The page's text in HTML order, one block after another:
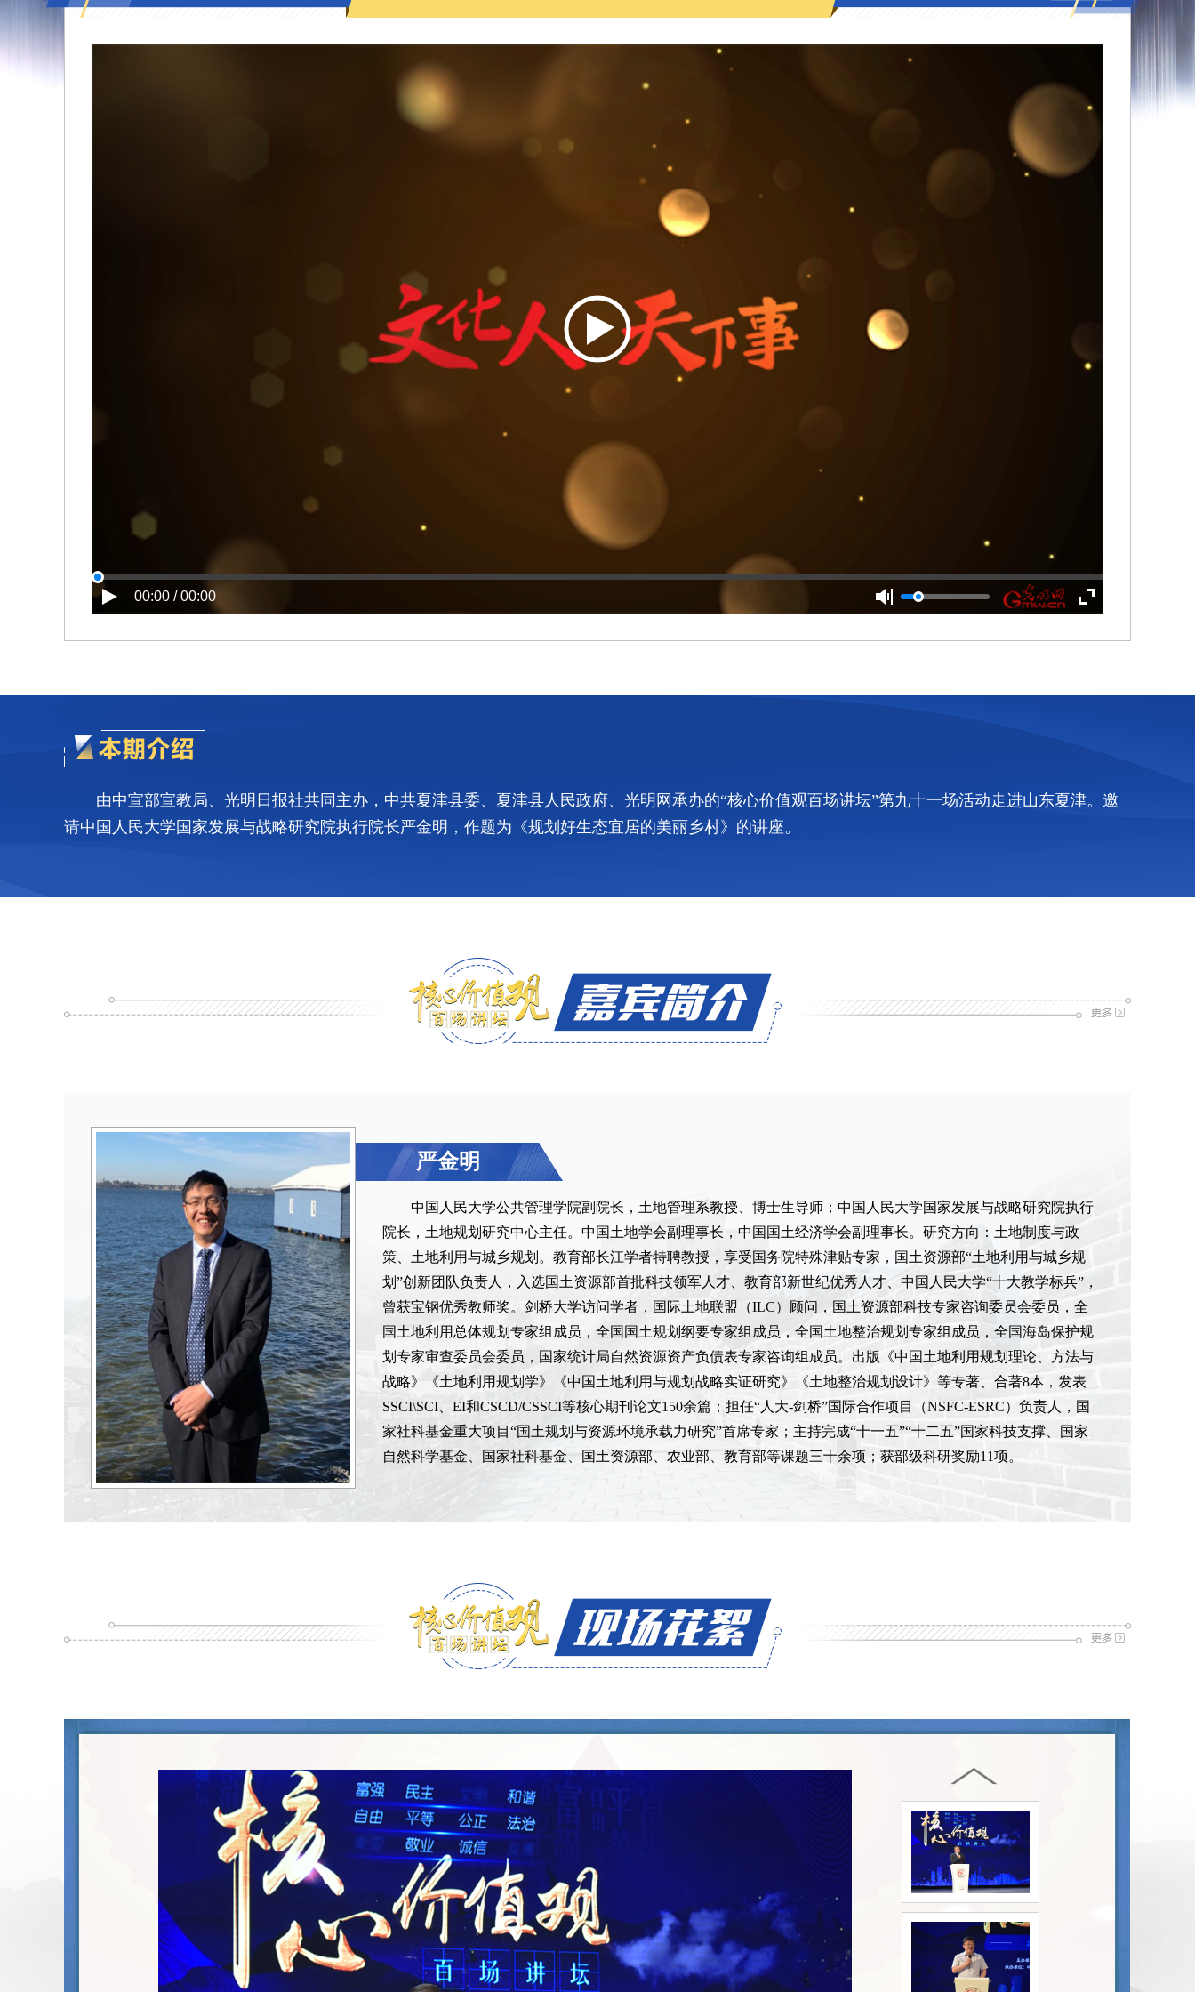
00:00 / 00:00
由中宣部宣教局、光明日报社共同主办，中共夏津县委、夏津县人民政府、光明网承办的“核心价值观百场讲坛”第九十一场活动走进山东夏津。邀
请中国人民大学国家发展与战略研究院执行院长严金明，作题为《规划好生态宜居的美丽乡村》的讲座。
严金明
中国人民大学公共管理学院副院长，土地管理系教授、博士生导师；中国人民大学国家发展与战略研究院执行
院长，土地规划研究中心主任。中国土地学会副理事长，中国国土经济学会副理事长。研究方向：土地制度与政
策、土地利用与城乡规划。教育部长江学者特聘教授，享受国务院特殊津贴专家，国土资源部“土地利用与城乡规
划”创新团队负责人，入选国土资源部首批科技领军人才、教育部新世纪优秀人才、中国人民大学“十大教学标兵”，
曾获宝钢优秀教师奖。剑桥大学访问学者，国际土地联盟（ILC）顾问，国土资源部科技专家咨询委员会委员，全
国土地利用总体规划专家组成员，全国国土规划纲要专家组成员，全国土地整治规划专家组成员，全国海岛保护规
划专家审查委员会委员，国家统计局自然资源资产负债表专家咨询组成员。出版《中国土地利用规划理论、方法与
战略》《土地利用规划学》《中国土地利用与规划战略实证研究》《土地整治规划设计》等专著、合著8本，发表
SSCI\SCI、EI和CSCD/CSSCI等核心期刊论文150余篇；担任“人大-剑桥”国际合作项目（NSFC-ESRC）负责人，国
家社科基金重大项目“国土规划与资源环境承载力研究”首席专家；主持完成“十一五”“十二五”国家科技支撑、国家
自然科学基金、国家社科基金、国土资源部、农业部、教育部等课题三十余项；获部级科研奖励11项。